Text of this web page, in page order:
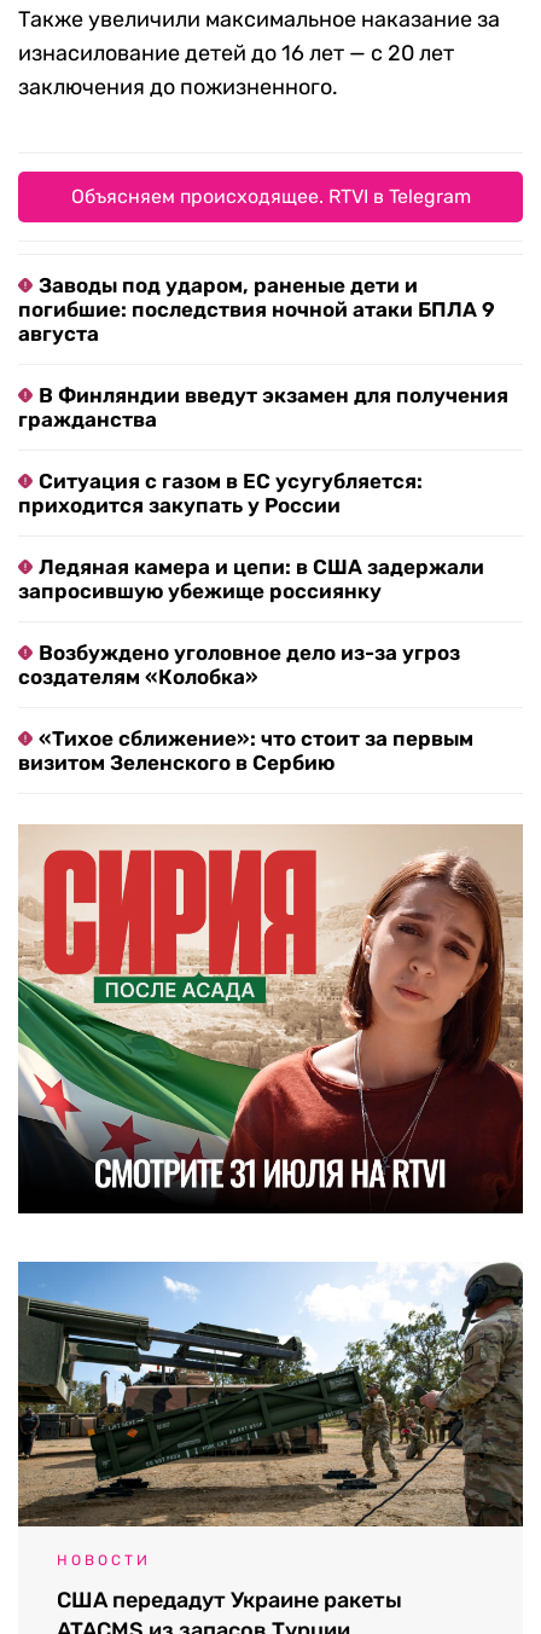
Также увеличили максимальное наказание за
изнасилование детей до 16 лет — с 20 лет
заключения до пожизненного.
Объясняем происходящее. RTVI в Telegram
Заводы под ударом, раненые дети и
погибшие: последствия ночной атаки БПЛА 9
августа
В Финляндии введут экзамен для получения
гражданства
Ситуация с газом в ЕС усугубляется:
приходится закупать у России
Ледяная камера и цепи: в США задержали
запросившую убежище россиянку
Возбуждено уголовное дело из-за угроз
создателям «Колобка»
«Тихое сближение»: что стоит за первым
визитом Зеленского в Сербию
НОВОСТИ
США передадут Украине ракеты